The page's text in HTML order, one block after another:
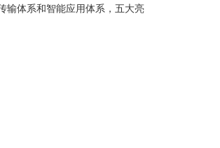
输体系和智能应用体系，五大亮